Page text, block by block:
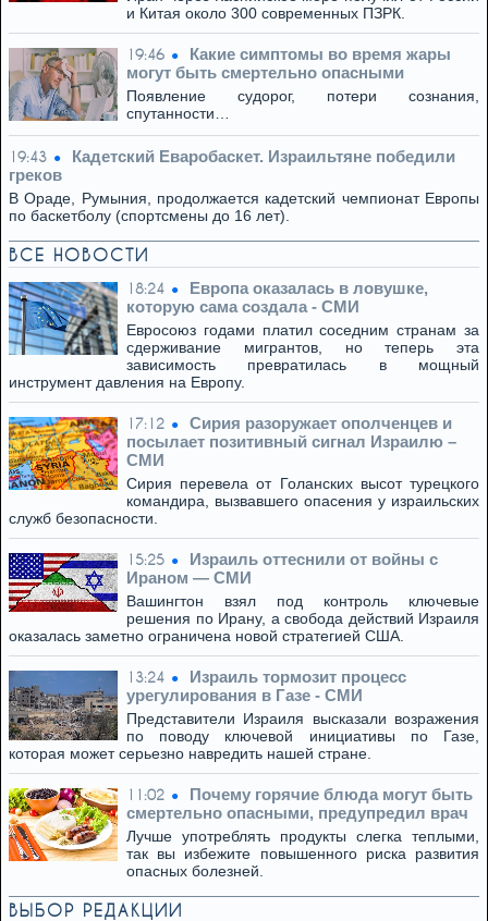
и Китая около 300 современных ПЗРК.
19:46
Какие симптомы во время жары
могут быть смертельно опасными
Появление судорог, потери сознания,
спутанности…
19:43
Кадетский Еваробаскет. Израильтяне победили
греков
В Ораде, Румыния, продолжается кадетский чемпионат Европы
по баскетболу (спортсмены до 16 лет).
ВСЕ НОВОСТИ
18:24
Европа оказалась в ловушке,
которую сама создала - СМИ
Евросоюз годами платил соседним странам за
сдерживание мигрантов, но теперь эта
зависимость превратилась в мощный
инструмент давления на Европу.
17:12
Сирия разоружает ополченцев и
посылает позитивный сигнал Израилю –
СМИ
Сирия перевела от Голанских высот турецкого
командира, вызвавшего опасения у израильских
служб безопасности.
15:25
Израиль оттеснили от войны с
Ираном — СМИ
Вашингтон взял под контроль ключевые
решения по Ирану, а свобода действий Израиля
оказалась заметно ограничена новой стратегией США.
13:24
Израиль тормозит процесс
урегулирования в Газе - СМИ
Представители Израиля высказали возражения
по поводу ключевой инициативы по Газе,
которая может серьезно навредить нашей стране.
11:02
Почему горячие блюда могут быть
смертельно опасными, предупредил врач
Лучше употреблять продукты слегка теплыми,
так вы избежите повышенного риска развития
опасных болезней.
ВЫБОР РЕДАКЦИИ